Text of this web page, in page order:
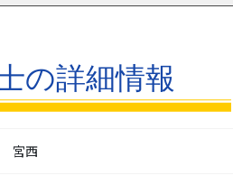
詳細情報
宮西